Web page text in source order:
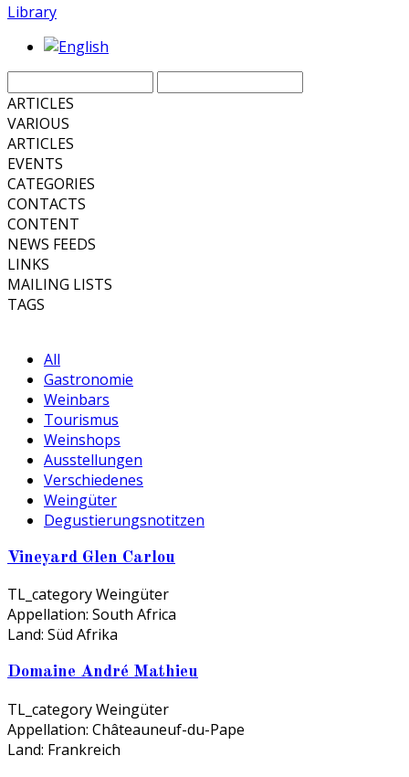
Library
ARTICLES
VARIOUS
ARTICLES
EVENTS
CATEGORIES
CONTACTS
CONTENT
NEWS FEEDS
LINKS
MAILING LISTS
TAGS
All
Gastronomie
Weinbars
Tourismus
Weinshops
Ausstellungen
Verschiedenes
Weingüter
Degustierungsnotitzen
Vineyard Glen Carlou
TL_categoryWeingüter
Appellation: South Africa
Land: Süd Afrika
Domaine André Mathieu
TL_categoryWeingüter
Appellation: Châteauneuf-du-Pape
Land: Frankreich